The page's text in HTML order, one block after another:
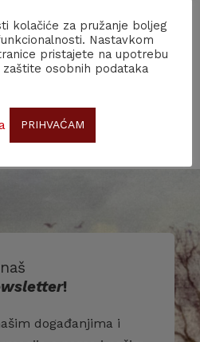
!
događanjima i
kolačiće za pružanje boljeg
Nastavkom
pristajete na upotrebu
osobnih podataka
PRIHVAĆAM